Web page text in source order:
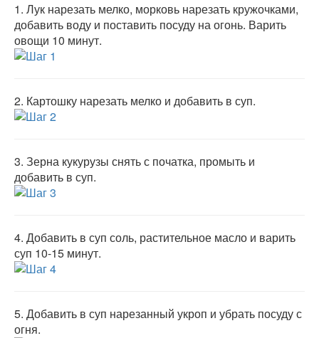
1. Лук нарезать мелко, морковь нарезать кружочками,
добавить воду и поставить посуду на огонь. Варить
овощи 10 минут.
2. Картошку нарезать мелко и добавить в суп.
3. Зерна кукурузы снять с початка, промыть и
добавить в суп.
4. Добавить в суп соль, растительное масло и варить
суп 10-15 минут.
5. Добавить в суп нарезанный укроп и убрать посуду с
огня.